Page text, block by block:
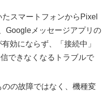
たスマートフォンからPixel
Googleメッセージアプリの
効にならず、「接続中」
できなくなるトラブルで
のの故障ではなく、機種変